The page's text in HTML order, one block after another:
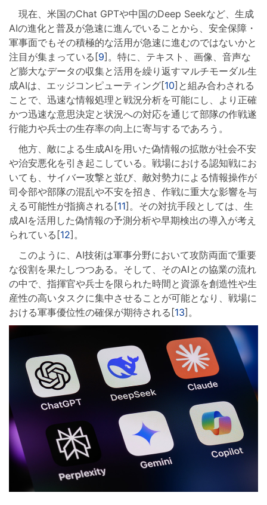
現在、米国のChat GPTや中国のDeep Seekなど、生成
AIの進化と普及が急速に進んでいることから、安全保障・
軍事面でもその積極的な活用が急速に進むのではないかと
注目が集まっている[9]。特に、テキスト、画像、音声な
ど膨大なデータの収集と活用を繰り返すマルチモーダル生
成AIは、エッジコンピューティング[10]と組み合わされる
ことで、迅速な情報処理と戦況分析を可能にし、より正確
かつ迅速な意思決定と状況への対応を通じて部隊の作戦遂
行能力や兵士の生存率の向上に寄与するであろう。
他方、敵による生成AIを用いた偽情報の拡散が社会不安
や治安悪化を引き起こしている。戦場における認知戦にお
いても、サイバー攻撃と並び、敵対勢力による情報操作が
司令部や部隊の混乱や不安を招き、作戦に重大な影響を与
える可能性が指摘される[11]。その対抗手段としては、生
成AIを活用した偽情報の予測分析や早期検出の導入が考え
られている[12]。
このように、AI技術は軍事分野において攻防両面で重要
な役割を果たしつつある。そして、そのAIとの協業の流れ
の中で、指揮官や兵士を限られた時間と資源を創造性や生
産性の高いタスクに集中させることが可能となり、戦場に
おける軍事優位性の確保が期待される[13]。